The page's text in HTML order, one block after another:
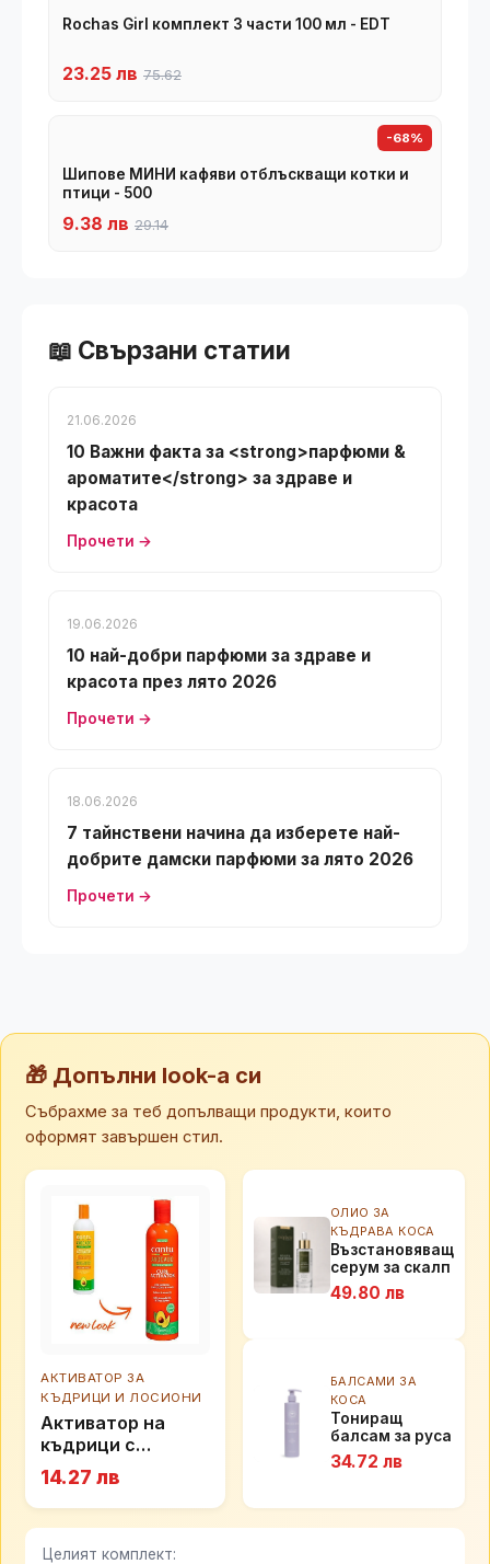
Rochas Girl комплект 3 части 100 мл - EDT
23.25 лв 75.62
-68%
Шипове МИНИ кафяви отблъскващи котки и
птици - 500
9.38 лв 29.14
📖 Свързани статии
21.06.2026
10 Важни факта за <strong>парфюми &
ароматите</strong> за здраве и
красота
Прочети →
19.06.2026
10 най-добри парфюми за здраве и
красота през лято 2026
Прочети →
18.06.2026
7 тайнствени начина да изберете най-
добрите дамски парфюми за лято 2026
Прочети →
🎁 Допълни look-а си
Събрахме за теб допълващи продукти, които
оформят завършен стил.
АКТИВАТОР ЗА
КЪДРИЦИ И ЛОСИОНИ
Активатор на
къдрици с
авокадо Cantu
Avocado Hydrating
Curl Activator
Cream, 355мл.
14.27 лв
ОЛИО ЗА
КЪДРАВА КОСА
Възстановяващ
серум за скалп
и коса с
Procapil 4% и
49.80 лв
БАЛСАМИ ЗА
КОСА
Тониращ
балсам за руса
коса против
жълти
Innersense 295
34.72 лв
Целият комплект: